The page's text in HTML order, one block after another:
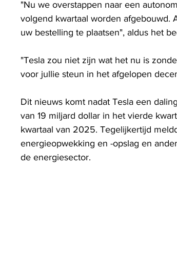
"Nu we overstappen naar een
volgend kwartaal worden afgebouwd.
uw bestelling te plaatsen", aldus het
"Tesla zou niet zijn wat het nu is
voor jullie steun in het afgelopen
Dit nieuws komt nadat Tesla een
van 19 miljard dollar in het vierde
kwartaal van 2025. Tegelijkertijd
energieopwekking en -opslag en
de energiesector.